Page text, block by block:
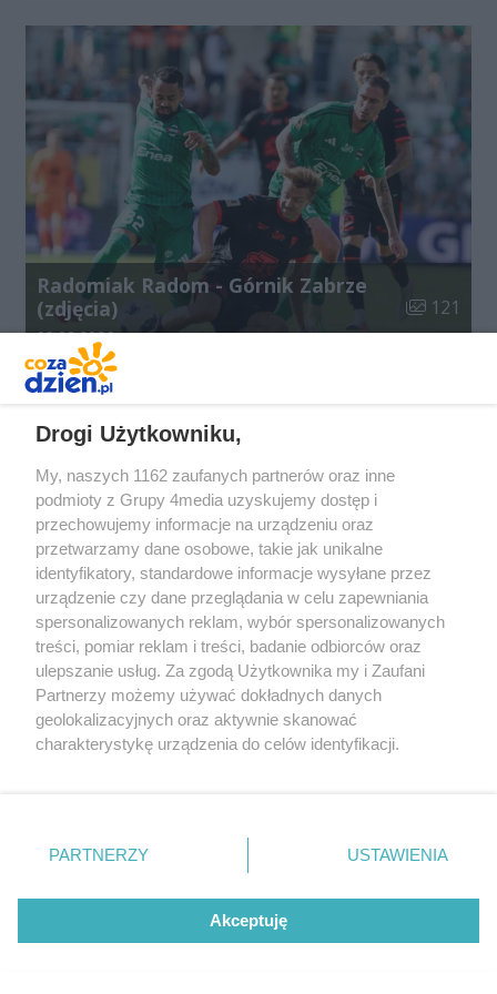
Radomiak Radom - Górnik Zabrze
(zdjęcia)
Liczba
121
Data dodania galerii:
08.08.2026
Beach Ball Radom 2026 - turniej
główny (zdjęcia)
Liczba
Data dodania galerii:
08.08.2026
Drogi Użytkowniku,
My, naszych 1162 zaufanych partnerów oraz inne
podmioty z Grupy 4media uzyskujemy dostęp i
przechowujemy informacje na urządzeniu oraz
przetwarzamy dane osobowe, takie jak unikalne
identyfikatory, standardowe informacje wysyłane przez
urządzenie czy dane przeglądania w celu zapewniania
spersonalizowanych reklam, wybór spersonalizowanych
treści, pomiar reklam i treści, badanie odbiorców oraz
ulepszanie usług. Za zgodą Użytkownika my i Zaufani
Partnerzy możemy używać dokładnych danych
geolokalizacyjnych oraz aktywnie skanować
charakterystykę urządzenia do celów identyfikacji.
zmienić/wycofać klikając przycisk ustawień prywatności
znajdujący się w lewym dolnym rogu strony
. Niektóre
użytkownika, ale masz prawo sprzeciwić się takiemu
przetwarzaniu. Preferencje będą miały zastosowania tylko
PARTNERZY USTAWIENIA
Akceptuję